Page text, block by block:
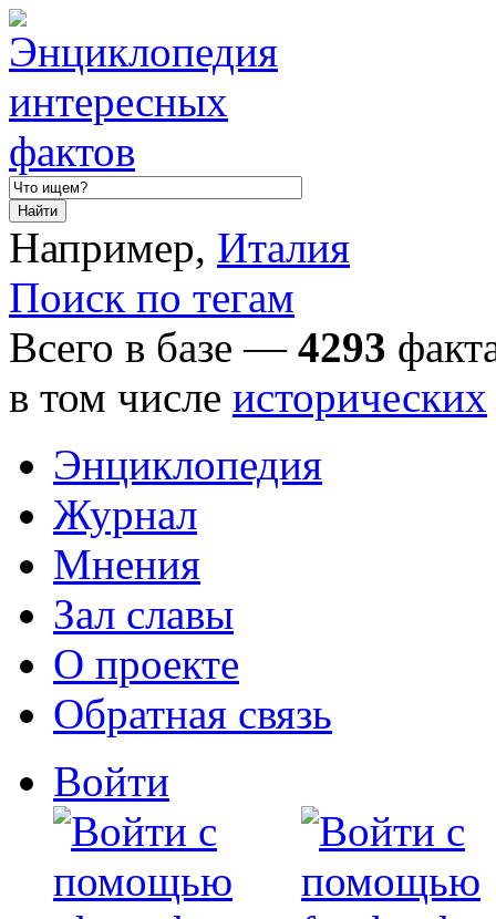
Например, Италия
Поиск по тегам
Всего в базе — 4293
в том числе исторических
Энциклопедия
Журнал
Мнения
Зал славы
О проекте
Обратная связь
Войти